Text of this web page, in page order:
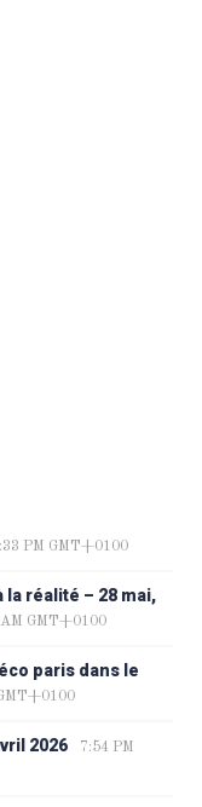
PM GMT+0100
réalité – 28 mai,
GMT+0100
paris dans le
2026
7:54 PM